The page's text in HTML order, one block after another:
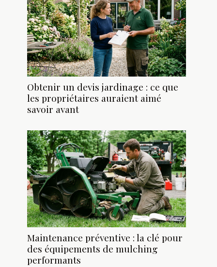
Obtenir un devis jardinage : ce que
les propriétaires auraient aimé
savoir avant
Maintenance préventive : la clé pour
des équipements de mulching
performants